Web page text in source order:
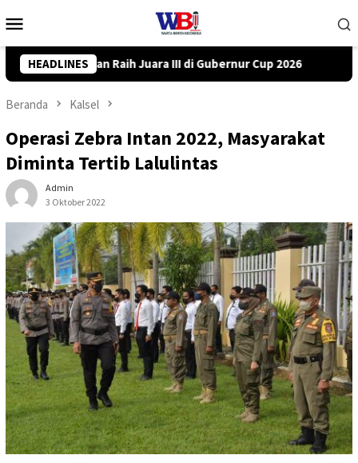
ke
Mobile
HEADLINES
Cup 2026 DPRD Tanah Bumbu Desak PLN Batulicin
Beranda Kalsel
Operasi Zebra Intan 2022, Masyarakat
Diminta Tertib Lalulintas
Admin
3 Oktober 2022